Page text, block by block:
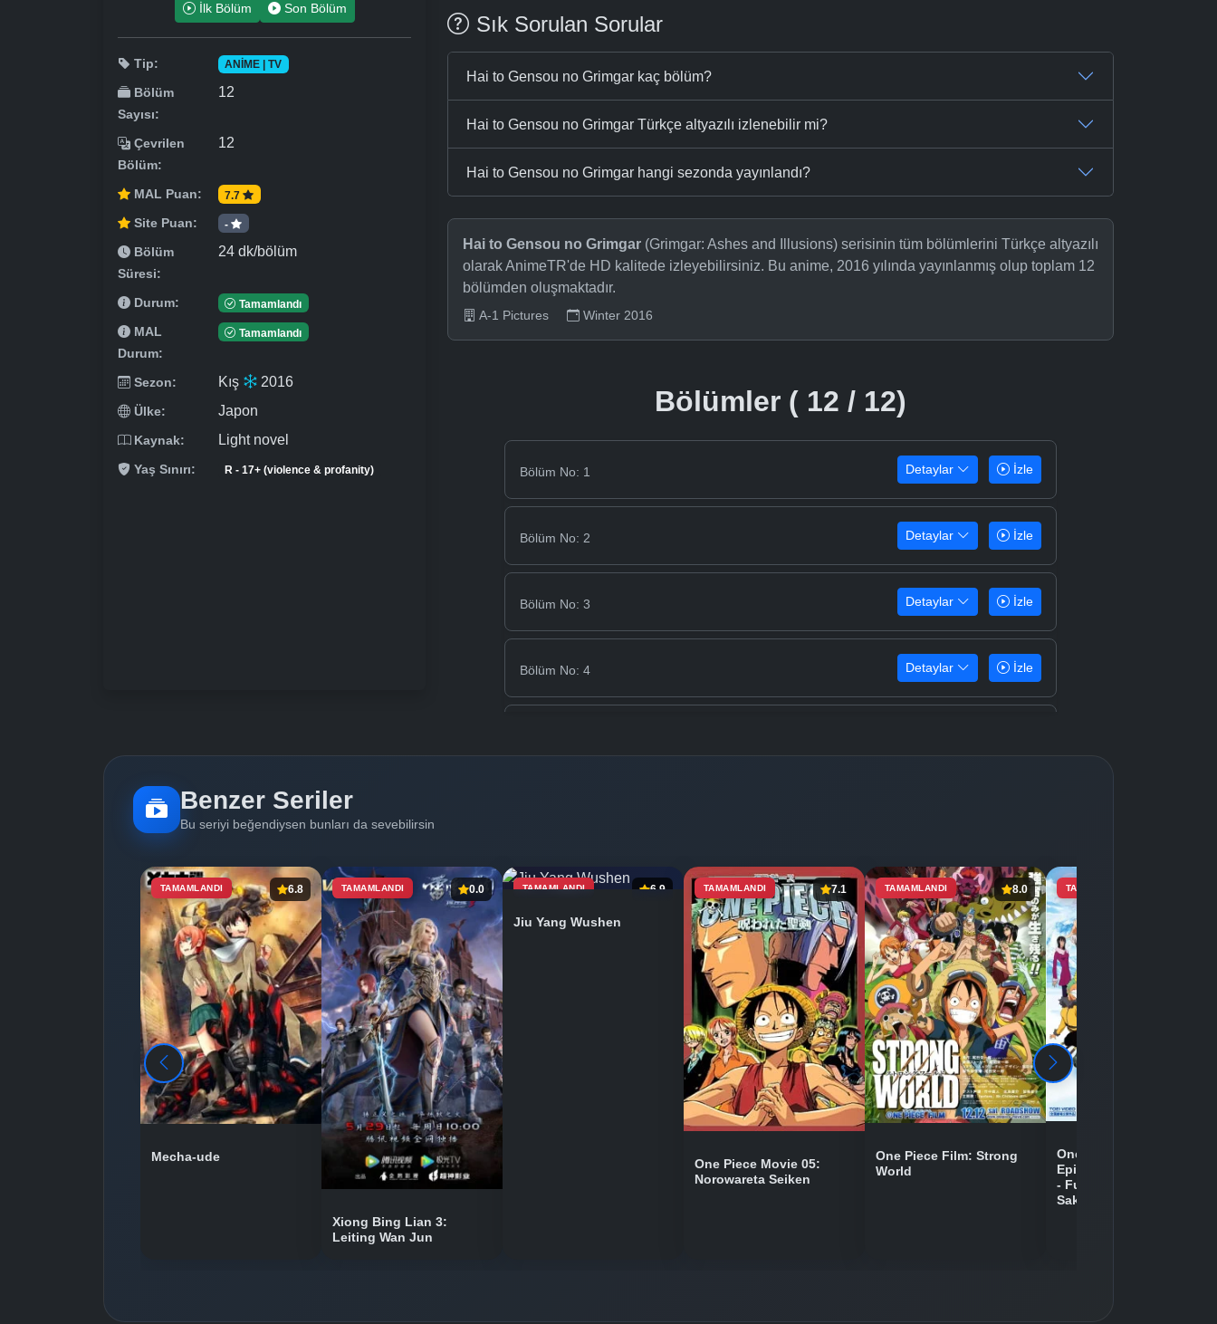
İlk Bölüm Son Bölüm
Tip: ANIME | TV
Bölüm
Sayısı:
12
Çevrilen
Bölüm:
12
MAL Puan: 7.7
Site Puan: -
Bölüm
Süresi:
24 dk/bölüm
Durum: Tamamlandı
MAL
Durum:
Tamamlandı
Sezon: Kış 2016
Ülke: Japon
Kaynak: Light novel
Yaş Sınırı: R - 17+ (violence & profanity)
Sık Sorulan Sorular
Hai to Gensou no Grimgar kaç bölüm?
Hai to Gensou no Grimgar Türkçe altyazılı izlenebilir mi?
Hai to Gensou no Grimgar hangi sezonda yayınlandı?
Hai to Gensou no Grimgar (Grimgar: Ashes and Illusions) serisinin tüm bölümlerini Türkçe altyazılı
olarak AnimeTR'de HD kalitede izleyebilirsiniz. Bu anime, 2016 yılında yayınlanmış olup toplam 12
bölümden oluşmaktadır.
A-1 Pictures Winter 2016
Bölümler ( 12 / 12)
Bölüm No: 1 Detaylar İzle
Bölüm No: 2 Detaylar İzle
Bölüm No: 3 Detaylar İzle
Bölüm No: 4 Detaylar İzle
Detaylar İzle
Detaylar İzle
Detaylar İzle
Detaylar İzle
Benzer Seriler
Bu seriyi beğendiysen bunları da sevebilirsin
TAMAMLANDI 6.8
Mecha-ude
TAMAMLANDI 0.0
Xiong Bing Lian 3:
Leiting Wan Jun
TAMAMLANDI 6.9
Jiu Yang Wushen
TAMAMLANDI 7.1
One Piece Movie 05:
Norowareta Seiken
TAMAMLANDI 8.0
One Piece Film: Strong
World
TAMAMLANDI
One Piece Movie 09:
Episode of Chopper Plus
- Fuyu ni Saku, Kiseki no
Sakura